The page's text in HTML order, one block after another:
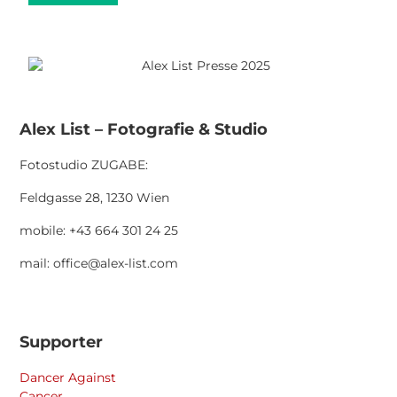
Alex List – Fotografie & Studio
Fotostudio ZUGABE:
Feldgasse 28, 1230 Wien
mobile: +43 664 301 24 25
mail: office@alex-list.com
Supporter
Dancer Against